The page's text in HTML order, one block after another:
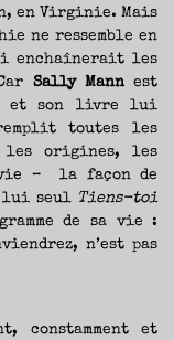
en Virginie. Mais
ne ressemble en
enchaînerait les
Sally Mann est
et son livre lui
toutes les
les origines, les
– la façon de
lui seul Tiens-toi
de sa vie :
n’est pas
constamment et